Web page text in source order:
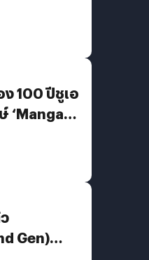
100 ปีชูเอ
‘Manga
Gen)